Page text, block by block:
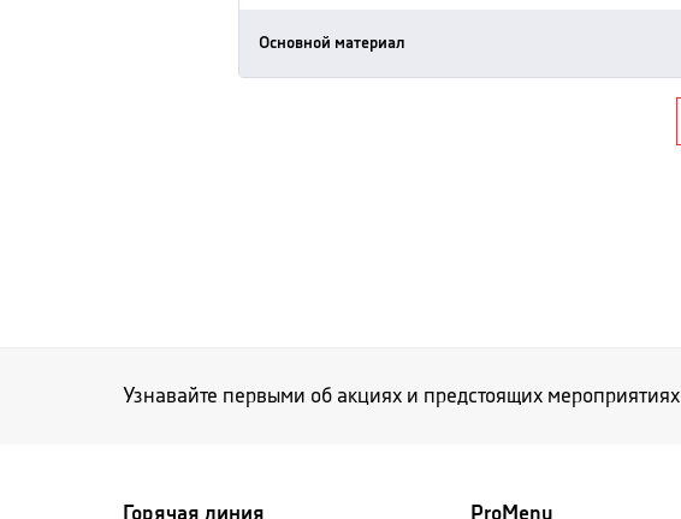
Основной материал
Узнавайте первыми об акциях и предстоящих мероприятиях
Горячая линия ProMenu